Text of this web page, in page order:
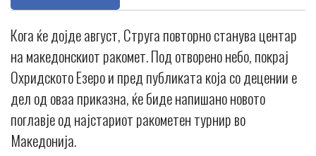
Кога ќе дојде август, Струга повторно станува центар
на македонскиот ракомет. Под отворено небо, покрај
Охридското Езеро и пред публиката која со децении е
дел од оваа приказна, ќе биде напишано новото
поглавје од најстариот ракометен турнир во
Македонија.